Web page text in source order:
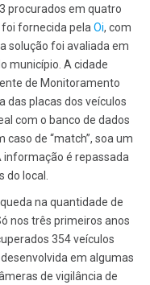
procurados em quatro
fornecida pelaOi, com
solução foi avaliada em
município. A cidade
de Monitoramento
das placas dos veículos
com o banco de dados
de “match”, soa um
é repassada
do local.
na quantidade de
nos três primeiros anos
354 veículos
em algumas
de vigilância de